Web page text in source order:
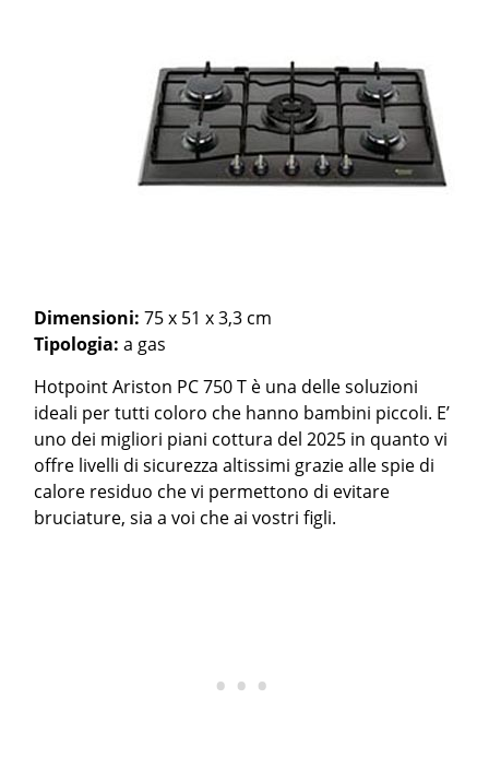
Dimensioni:75 x 51 x 3,3 cm
Tipologia:a gas
Hotpoint Ariston PC 750 T è una delle soluzioni
ideali per tutti coloro che hanno bambini piccoli. E’
uno dei migliori piani cottura del 2025 in quanto vi
offre livelli di sicurezza altissimi grazie alle spie di
calore residuo che vi permettono di evitare
bruciature, sia a voi che ai vostri figli.